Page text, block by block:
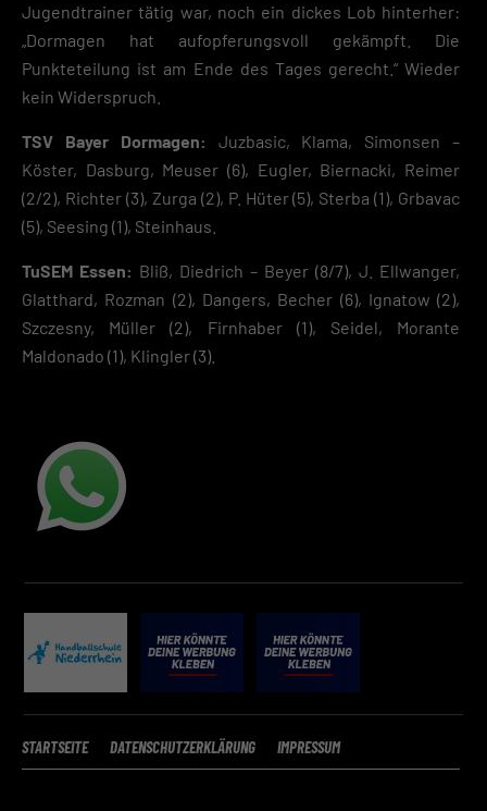
Jugendtrainer tätig war, noch ein dickes Lob hinterher:
„Dormagen hat aufopferungsvoll gekämpft. Die
Punkteteilung ist am Ende des Tages gerecht.“ Wieder
kein Widerspruch.
TSV Bayer Dormagen: Juzbasic, Klama, Simonsen –
Köster, Dasburg, Meuser (6), Eugler, Biernacki, Reimer
(2/2), Richter (3), Zurga (2), P. Hüter (5), Sterba (1), Grbavac
(5), Seesing (1), Steinhaus.
TuSEM Essen: Bliß, Diedrich – Beyer (8/7), J. Ellwanger,
Glatthard, Rozman (2), Dangers, Becher (6), Ignatow (2),
Szczesny, Müller (2), Firnhaber (1), Seidel, Morante
Maldonado (1), Klingler (3).
STARTSEITE DATENSCHUTZERKLÄRUNG IMPRESSUM